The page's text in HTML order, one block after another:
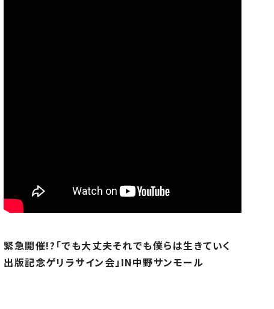
緊急開催!?「でも大丈夫それでも僕らは生きていく
出版記念ゲリラサイン会」IN中野サンモール